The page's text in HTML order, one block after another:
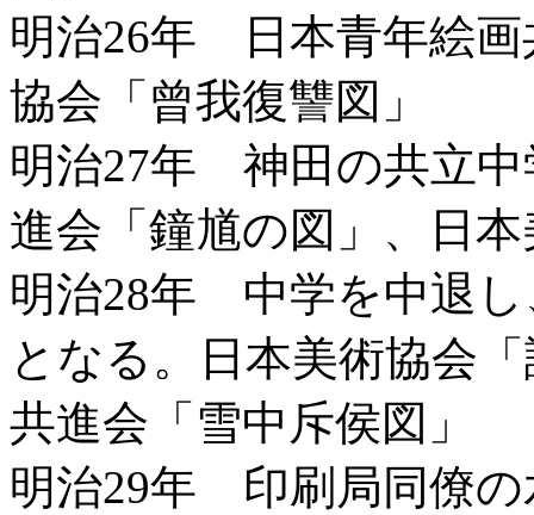
明治26年 日本青年絵画
協会「曾我復讐図」
明治27年 神田の共立中
進会「鐘馗の図」、日
明治28年 中学を中退し
となる。日本美術協会
共進会「雪中斥侯図」
明治29年 印刷局同僚の